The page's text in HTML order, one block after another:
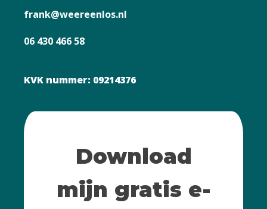
frank@weereenlos.nl
06 430 466 58
KVK nummer: 09214376
Download
mijn gratis e-